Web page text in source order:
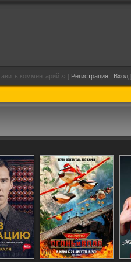
комментарий ›› [ Регистрация | Вход ]